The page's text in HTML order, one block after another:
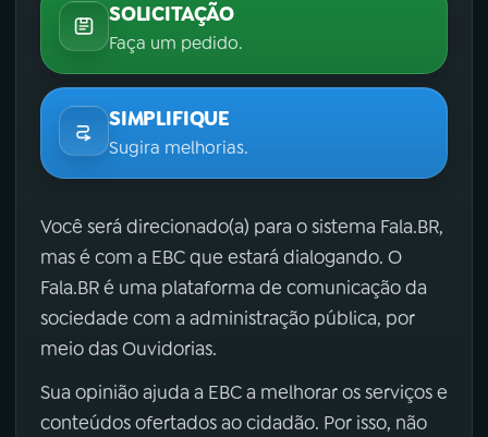
SOLICITAÇÃO
Faça um pedido.
SIMPLIFIQUE
Sugira melhorias.
Você será direcionado(a) para o sistema Fala.BR,
mas é com a EBC que estará dialogando. O
Fala.BR é uma plataforma de comunicação da
sociedade com a administração pública, por
meio das Ouvidorias.
Sua opinião ajuda a EBC a melhorar os serviços e
conteúdos ofertados ao cidadão. Por isso, não